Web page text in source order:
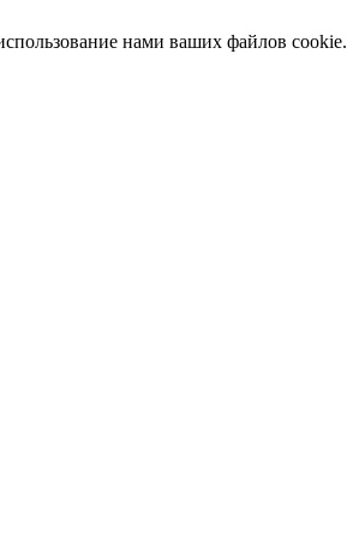
нами ваших файлов cookie.